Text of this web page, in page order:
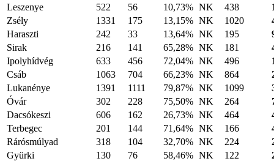
Leszenye
522 56 10,73% NK 438
Zsély
1331 175 13,15% NK 1020
Haraszti
242 33 13,64% NK 195
Sirak
216 141 65,28% NK 181
Ipolyhídvég
633 456 72,04% NK 496
Csáb
1063 704 66,23% NK 864
Lukanénye
1391 1111 79,87% NK 1099
Óvár
302 228 75,50% NK 264
Dacsókeszi
606 162 26,73% NK 464
Terbegec
201 144 71,64% NK 166
Rárósmúlyad
318 104 32,70% NK 224
Gyürki
130 76 58,46% NK 122